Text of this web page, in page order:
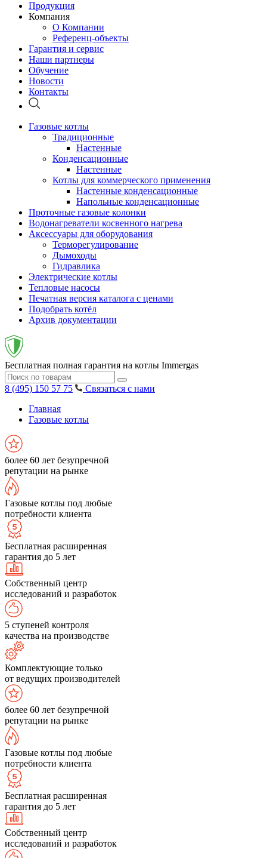
Продукция
Компания
О Компании
Референц-объекты
Гарантия и сервис
Наши партнеры
Обучение
Новости
Контакты
Газовые котлы
Традиционные
Настенные
Конденсационные
Настенные
Котлы для коммерческого применения
Настенные конденсационные
Напольные конденсационные
Проточные газовые колонки
Водонагреватели косвенного нагрева
Аксессуары для оборудования
Терморегулирование
Дымоходы
Гидравлика
Электрические котлы
Тепловые насосы
Печатная версия каталога с ценами
Подобрать котёл
Архив документации
Бесплатная полная гарантия на котлы Immergas
8 (495) 150 57 75
Связаться с нами
Главная
Газовые котлы
более 60 лет безупречной
репутации на рынке
Газовые котлы под любые
потребности клиента
Бесплатная расширенная
гарантия до 5 лет
Собственный центр
исследований и разработок
5 ступеней контроля
качества на производстве
Комплектующие только
от ведущих производителей
более 60 лет безупречной
репутации на рынке
Газовые котлы под любые
потребности клиента
Бесплатная расширенная
гарантия до 5 лет
Собственный центр
исследований и разработок